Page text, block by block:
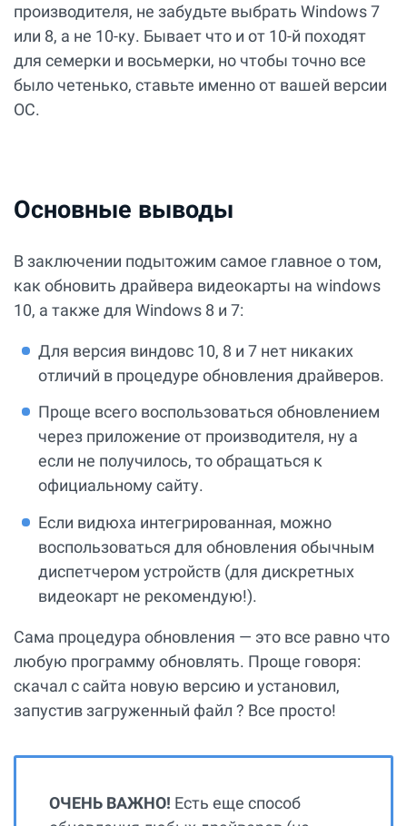
производителя, не забудьте выбрать Windows 7
или 8, а не 10-ку. Бывает что и от 10-й походят
для семерки и восьмерки, но чтобы точно все
было четенько, ставьте именно от вашей версии
ОС.
Основные выводы
В заключении подытожим самое главное о том,
как обновить драйвера видеокарты на windows
10, а также для Windows 8 и 7:
Для версия виндовс 10, 8 и 7 нет никаких
отличий в процедуре обновления драйверов.
Проще всего воспользоваться обновлением
через приложение от производителя, ну а
если не получилось, то обращаться к
официальному сайту.
Если видюха интегрированная, можно
воспользоваться для обновления обычным
диспетчером устройств (для дискретных
видеокарт не рекомендую!).
Сама процедура обновления — это все равно что
любую программу обновлять. Проще говоря:
скачал с сайта новую версию и установил,
запустив загруженный файл ? Все просто!
ОЧЕНЬ ВАЖНО! Есть еще способ